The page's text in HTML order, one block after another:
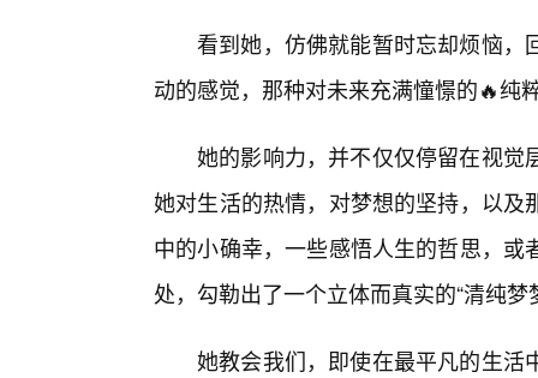
看到她，仿佛就能暂时忘却烦恼，
动的感觉，那种对未来充满憧憬的🔥纯
她的影响力，并不仅仅停留在视觉
她对生活的热情，对梦想的坚持，以
中的小确幸，一些感悟人生的哲思，
处，勾勒出了一个立体而真实的“清纯梦
她教会我们，即使在最平凡的生活